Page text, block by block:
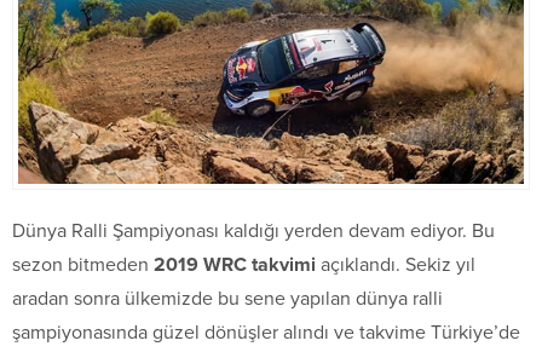
Dünya Ralli Şampiyonası kaldığı yerden devam ediyor. Bu
sezon bitmeden 2019 WRC takvimi açıklandı. Sekiz yıl
aradan sonra ülkemizde bu sene yapılan dünya ralli
şampiyonasında güzel dönüşler alındı ve takvime Türkiye’de